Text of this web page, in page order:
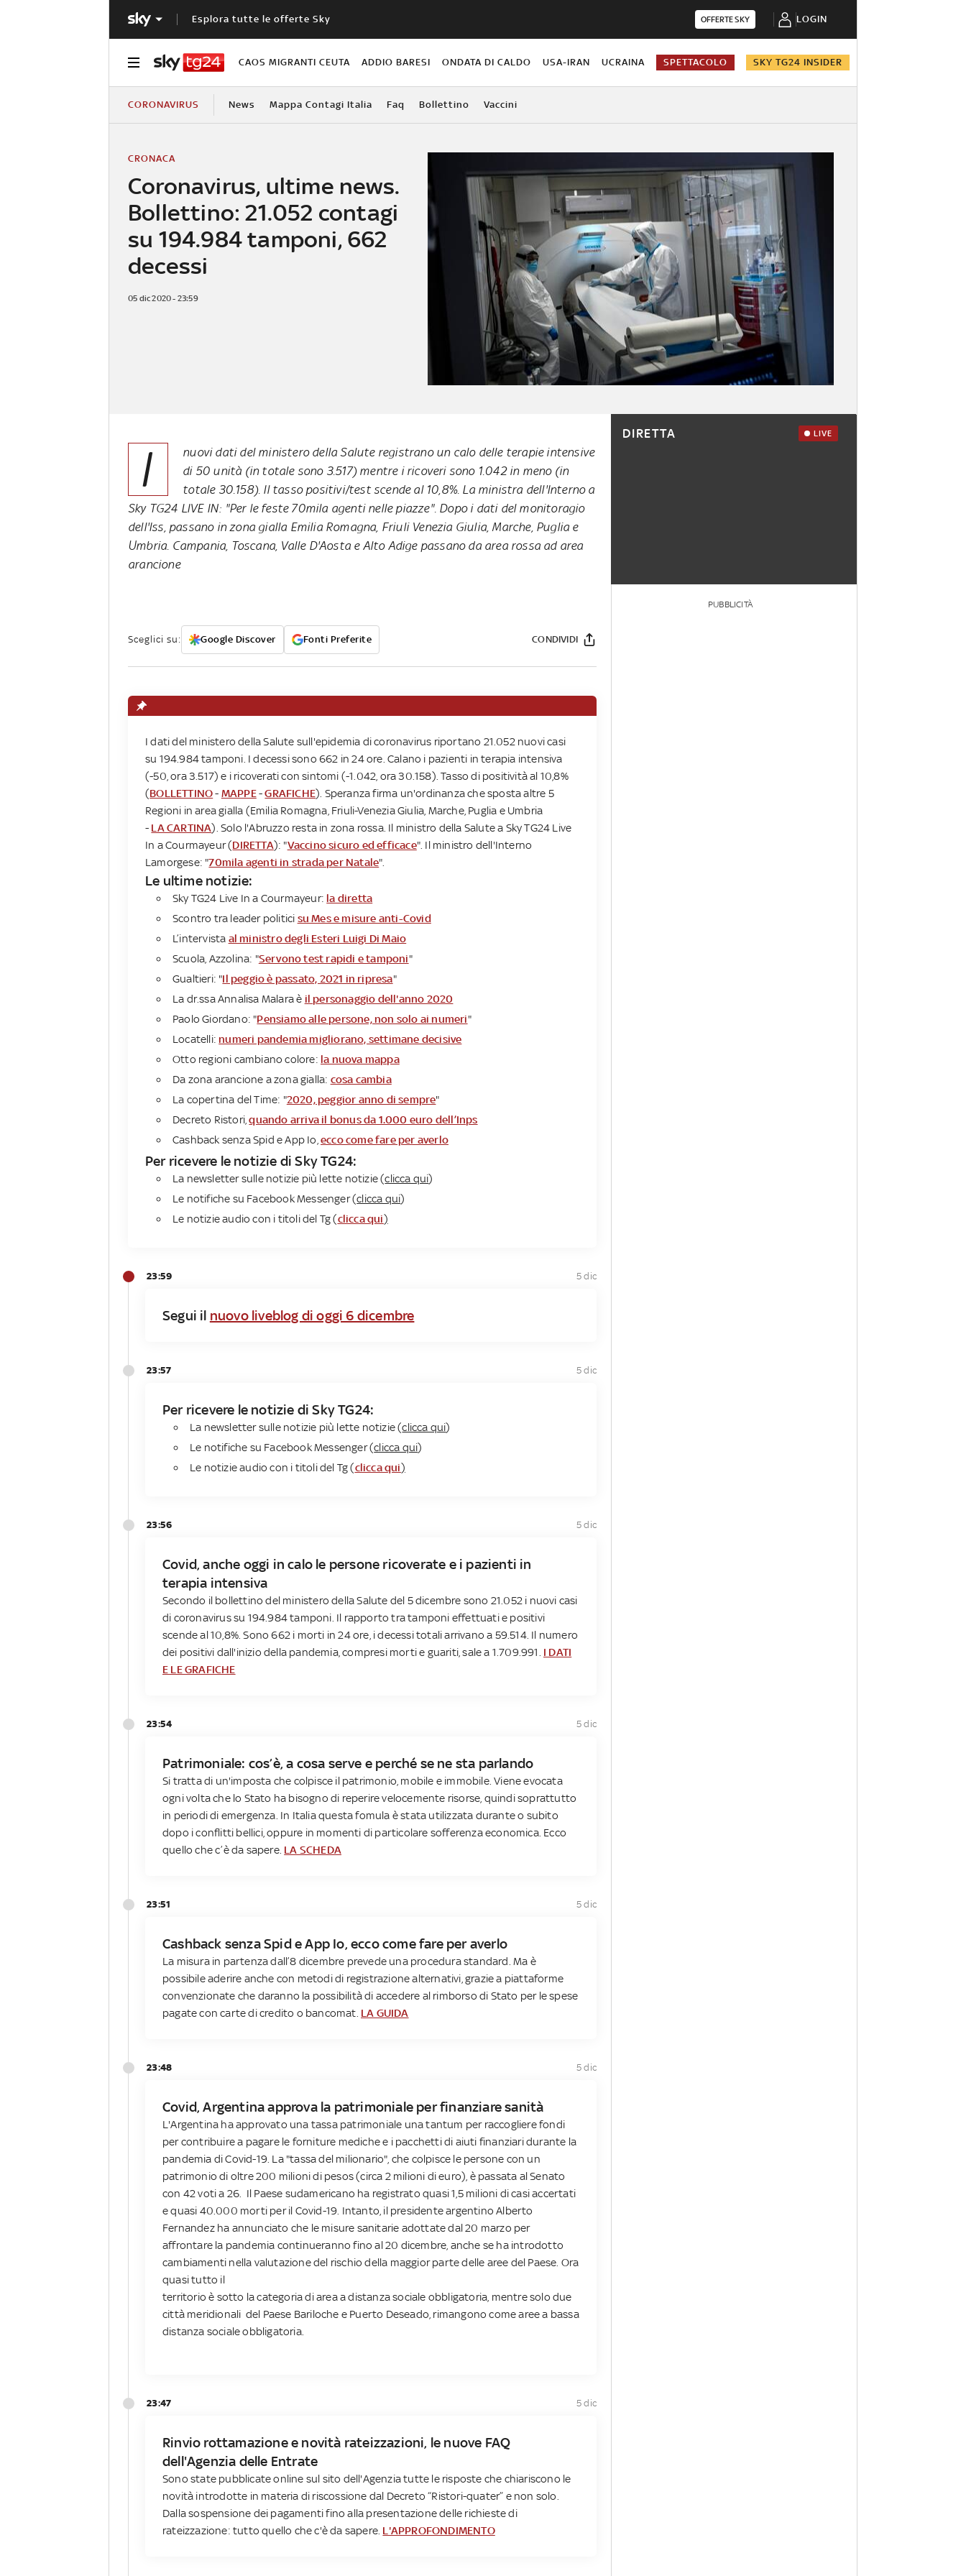
Esplora tutte le offerte Sky OFFERTE SKY LOGIN
CAOS MIGRANTI CEUTA ADDIO BARESI ONDATA DI CALDO USA-IRAN UCRAINA SPETTACOLO SKY TG24 INSIDER
CORONAVIRUS News Mappa Contagi Italia Faq Bollettino Vaccini
Coronavirus, ultime news.
Bollettino: 21.052 contagi
su 194.984 tamponi, 662
decessi
CRONACA
05 dic 2020 - 23:59
I
nuovi dati del ministero della Salute registrano un calo delle terapie intensive
di 50 unità (in totale sono 3.517) mentre i ricoveri sono 1.042 in meno (in
totale 30.158). Il tasso positivi/test scende al 10,8%. La ministra dell'Interno a
Sky TG24 LIVE IN: "Per le feste 70mila agenti nelle piazze". Dopo i dati del monitoragio
dell'Iss, passano in zona gialla Emilia Romagna, Friuli Venezia Giulia, Marche, Puglia e
Umbria. Campania, Toscana, Valle D'Aosta e Alto Adige passano da area rossa ad area
arancione
Sceglici su: Google Discover Fonti Preferite CONDIVIDI
I dati del ministero della Salute sull'epidemia di coronavirus riportano 21.052 nuovi casi
su 194.984 tamponi. I decessi sono 662 in 24 ore. Calano i pazienti in terapia intensiva
(-50, ora 3.517) e i ricoverati con sintomi (-1.042, ora 30.158). Tasso di positività al 10,8%
(BOLLETTINO- MAPPE-GRAFICHE). Speranza firma un'ordinanza che sposta altre 5
Regioni in area gialla (Emilia Romagna, Friuli-Venezia Giulia, Marche, Puglia e Umbria
- LA CARTINA). Solo l'Abruzzo resta in zona rossa. Il ministro della Salute a Sky TG24 Live
In a Courmayeur (DIRETTA): "Vaccino sicuro ed efficace". Il ministro dell'Interno
Lamorgese: "70mila agenti in strada per Natale".
Le ultime notizie:
Sky TG24 Live In a Courmayeur: la diretta
Scontro tra leader politici su Mes e misure anti-Covid
L’intervista al ministro degli Esteri Luigi Di Maio
Scuola, Azzolina: "Servono test rapidi e tamponi"
Gualtieri: "Il peggio è passato, 2021 in ripresa"
La dr.ssa Annalisa Malara è il personaggio dell'anno 2020
Paolo Giordano: "Pensiamo alle persone, non solo ai numeri"
Locatelli: numeri pandemia migliorano, settimane decisive
Otto regioni cambiano colore: la nuova mappa
Da zona arancione a zona gialla: cosa cambia
La copertina del Time: "2020, peggior anno di sempre"
Decreto Ristori,quando arriva il bonus da 1.000 euro dell’Inps
Cashback senza Spid e App Io, ecco come fare per averlo
Per ricevere le notizie di Sky TG24:
La newsletter sulle notizie più lette notizie (clicca qui)
Le notifiche su Facebook Messenger (clicca qui)
Le notizie audio con i titoli del Tg (clicca qui)
23:59 5 dic
Segui il nuovo liveblog di oggi 6 dicembre
23:57 5 dic
Per ricevere le notizie di Sky TG24:
La newsletter sulle notizie più lette notizie (clicca qui)
Le notifiche su Facebook Messenger (clicca qui)
Le notizie audio con i titoli del Tg (clicca qui)
23:56 5 dic
Covid, anche oggi in calo le persone ricoverate e i pazienti in
terapia intensiva
Secondo il bollettino del ministero della Salute del 5 dicembre sono 21.052 i nuovi casi
di coronavirus su 194.984 tamponi. Il rapporto tra tamponi effettuati e positivi
scende al 10,8%. Sono 662 i morti in 24 ore, i decessi totali arrivano a 59.514. Il numero
dei positivi dall'inizio della pandemia, compresi morti e guariti, sale a 1.709.991. I DATI
E LE GRAFICHE
23:54 5 dic
Patrimoniale: cos’è, a cosa serve e perché se ne sta parlando
Si tratta di un'imposta che colpisce il patrimonio, mobile e immobile. Viene evocata
ogni volta che lo Stato ha bisogno di reperire velocemente risorse, quindi soprattutto
in periodi di emergenza. In Italia questa fomula è stata utilizzata durante o subito
dopo i conflitti bellici, oppure in momenti di particolare sofferenza economica. Ecco
quello che c’è da sapere. LA SCHEDA
23:51 5 dic
Cashback senza Spid e App Io, ecco come fare per averlo
La misura in partenza dall’8 dicembre prevede una procedura standard. Ma è
possibile aderire anche con metodi di registrazione alternativi, grazie a piattaforme
convenzionate che daranno la possibilità di accedere al rimborso di Stato per le spese
pagate con carte di credito o bancomat. LA GUIDA
23:48 5 dic
Covid, Argentina approva la patrimoniale per finanziare sanità
L'Argentina ha approvato una tassa patrimoniale una tantum per raccogliere fondi
per contribuire a pagare le forniture mediche e i pacchetti di aiuti finanziari durante la
pandemia di Covid-19. La "tassa del milionario", che colpisce le persone con un
patrimonio di oltre 200 milioni di pesos (circa 2 milioni di euro), è passata al Senato
con 42 voti a 26. Il Paese sudamericano ha registrato quasi 1,5 milioni di casi accertati
e quasi 40.000 morti per il Covid-19. Intanto, il presidente argentino Alberto
Fernandez ha annunciato che le misure sanitarie adottate dal 20 marzo per
affrontare la pandemia continueranno fino al 20 dicembre, anche se ha introdotto
cambiamenti nella valutazione del rischio della maggior parte delle aree del Paese. Ora
quasi tutto il
territorio è sotto la categoria di area a distanza sociale obbligatoria, mentre solo due
città meridionali del Paese Bariloche e Puerto Deseado, rimangono come aree a bassa
distanza sociale obbligatoria.
23:47 5 dic
Rinvio rottamazione e novità rateizzazioni, le nuove FAQ
dell'Agenzia delle Entrate
Sono state pubblicate online sul sito dell'Agenzia tutte le risposte che chiariscono le
novità introdotte in materia di riscossione dal Decreto “Ristori-quater” e non solo.
Dalla sospensione dei pagamenti fino alla presentazione delle richieste di
rateizzazione: tutto quello che c'è da sapere. L'APPROFONDIMENTO
DIRETTA LIVE
PUBBLICITÀ